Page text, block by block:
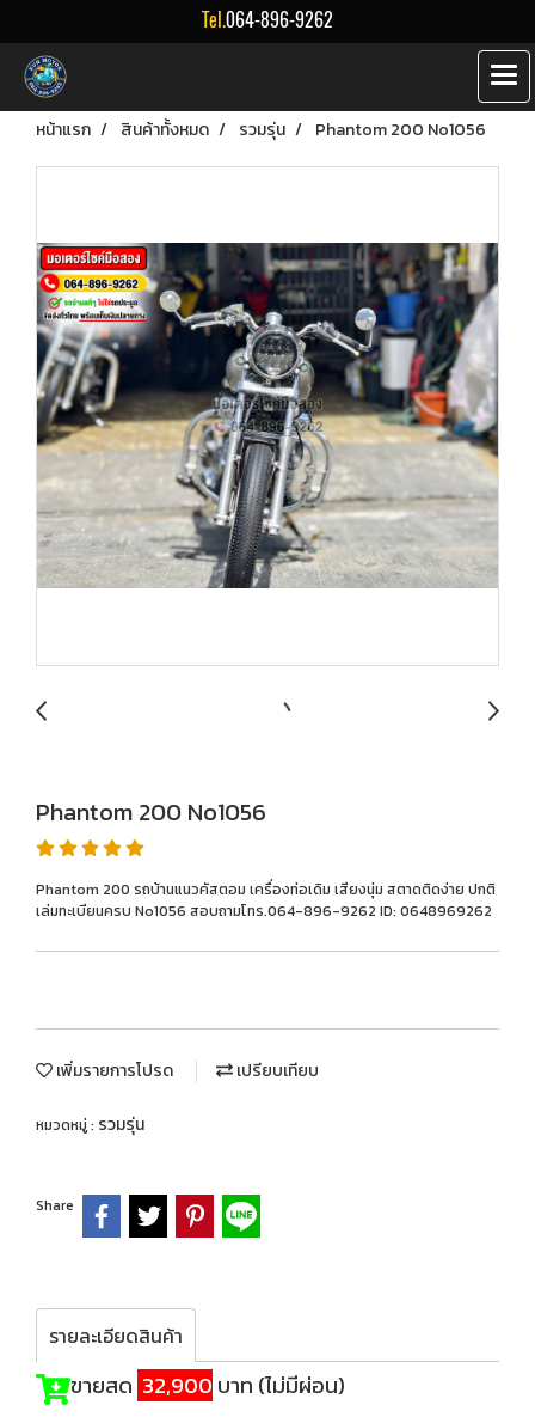
Tel.064-896-9262
หน้าแรก สินค้าทั้งหมด รวมรุ่น Phantom 200 No1056
Phantom 200 No1056
Phantom 200 รถบ้านแนวคัสตอม เครื่องท่อเดิม เสียงนุ่ม สตาดติดง่าย ปกติ
เล่มทะเบียนครบ No1056 สอบถามโทร.064-896-9262 ID: 0648969262
เพิ่มรายการโปรด เปรียบเทียบ
หมวดหมู่ : รวมรุ่น
Share
รายละเอียดสินค้า
ขายสด 32,900 บาท (ไม่มีผ่อน)